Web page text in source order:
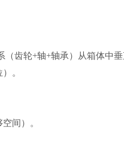
齿轮+轴+轴承）从箱体中垂
。
间）。